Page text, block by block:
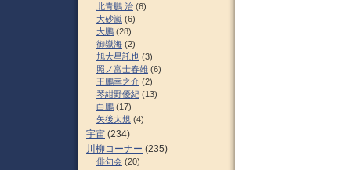
北青鵬 治 (6)
大砂嵐 (6)
大鵬 (28)
御嶽海 (2)
旭大星託也 (3)
照ノ富士春雄 (6)
王鵬幸之介 (2)
琴紺野優紀 (13)
白鵬 (17)
矢後太規 (4)
宇宙 (234)
川柳コーナー (235)
俳句会 (20)